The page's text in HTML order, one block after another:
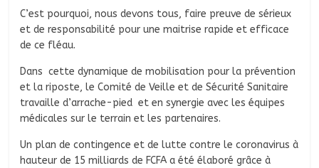
C’est pourquoi, nous devons tous, faire preuve de sérieux
et de responsabilité pour une maitrise rapide et efficace
de ce fléau.
Dans cette dynamique de mobilisation pour la prévention
et la riposte, le Comité de Veille et de Sécurité Sanitaire
travaille d’arrache-pied et en synergie avec les équipes
médicales sur le terrain et les partenaires.
Un plan de contingence et de lutte contre le coronavirus à
hauteur de 15 milliards de FCFA a été élaboré grâce à